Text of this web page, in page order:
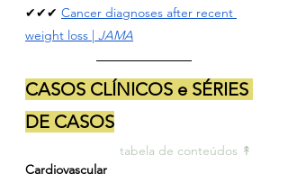
✔✔✔ Cancer diagnoses after recent
weight loss | JAMA
CASOS CLÍNICOS e SÉRIES
DE CASOS
tabela de conteúdos ↟
Cardiovascular